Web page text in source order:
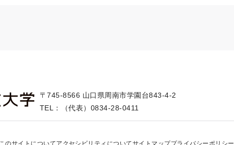
〒745-8566 山口県周南市学園台843-4-2
TEL：（代表）0834-28-0411